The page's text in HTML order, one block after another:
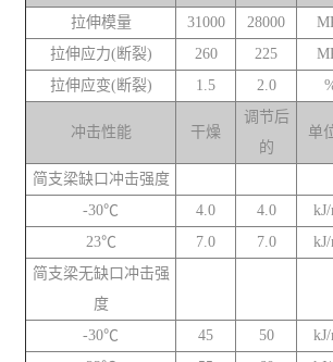
拉伸模量 31000 28000
拉伸应力(断裂)
260 225
拉伸应变(断裂)
1.5 2.0
冲击性能 干燥
调节后
的
单
简支梁缺口冲击强度
-30℃ 4.0 4.0
kJ/
23℃
7.0 7.0
kJ/
简支梁无缺口冲击强
度
-30℃
45 50
kJ/